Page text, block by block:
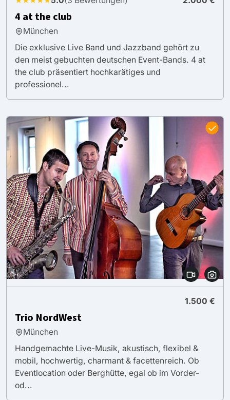
4 at the club
München
Die exklusive Live Band und Jazzband gehört zu
den meist gebuchten deutschen Event-Bands. 4 at
the club präsentiert hochkarätiges und
professionel...
1.500 €
Trio NordWest
München
Handgemachte Live-Musik, akustisch, flexibel &
mobil, hochwertig, charmant & facettenreich. Ob
Eventlocation oder Berghütte, egal ob im Vorder-
od...